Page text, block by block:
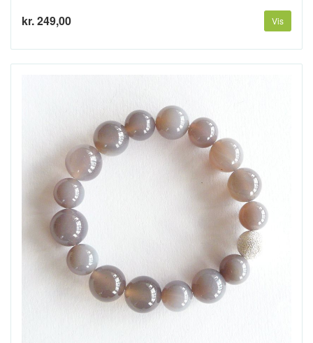
kr. 249,00 Vis